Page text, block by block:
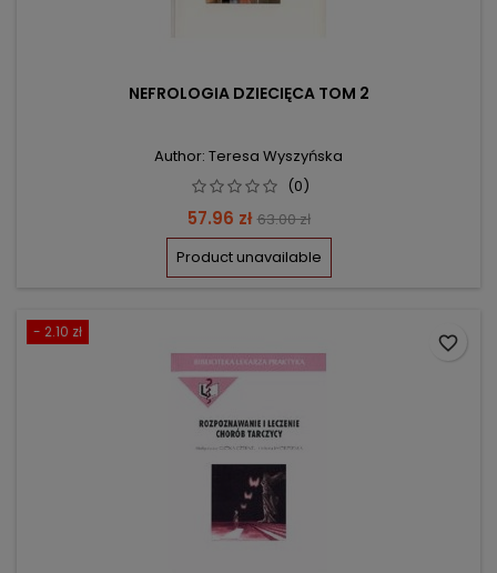
NEFROLOGIA DZIECIĘCA TOM 2
Author: Teresa Wyszyńska
(0)
Price
57.96 zł Regular
price
63.00 zł
Product unavailable
- 2.10 zł
favorite_border